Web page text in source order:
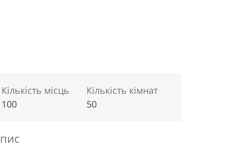
Кількість місць
100
Кількість кімнат
50